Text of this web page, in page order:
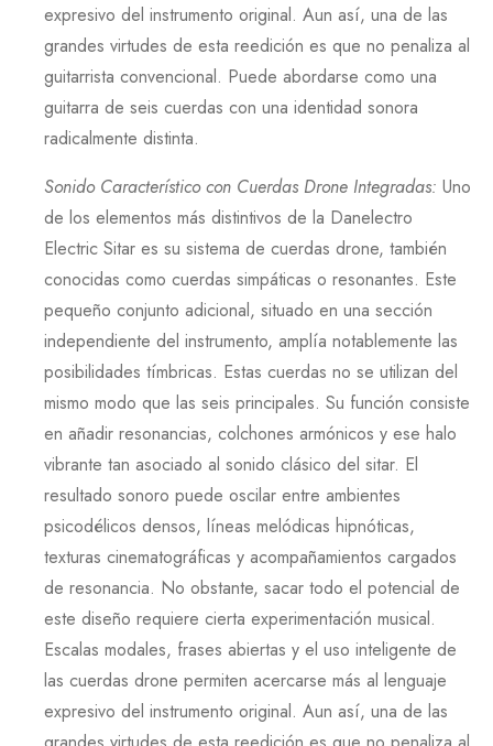
expresivo del instrumento original. Aun así, una de las
grandes virtudes de esta reedición es que no penaliza al
guitarrista convencional. Puede abordarse como una
guitarra de seis cuerdas con una identidad sonora
radicalmente distinta.
Sonido Característico con Cuerdas Drone Integradas: Uno
de los elementos más distintivos de la Danelectro
Electric Sitar es su sistema de cuerdas drone, también
conocidas como cuerdas simpáticas o resonantes. Este
pequeño conjunto adicional, situado en una sección
independiente del instrumento, amplía notablemente las
posibilidades tímbricas. Estas cuerdas no se utilizan del
mismo modo que las seis principales. Su función consiste
en añadir resonancias, colchones armónicos y ese halo
vibrante tan asociado al sonido clásico del sitar. El
resultado sonoro puede oscilar entre ambientes
psicodélicos densos, líneas melódicas hipnóticas,
texturas cinematográficas y acompañamientos cargados
de resonancia. No obstante, sacar todo el potencial de
este diseño requiere cierta experimentación musical.
Escalas modales, frases abiertas y el uso inteligente de
las cuerdas drone permiten acercarse más al lenguaje
expresivo del instrumento original. Aun así, una de las